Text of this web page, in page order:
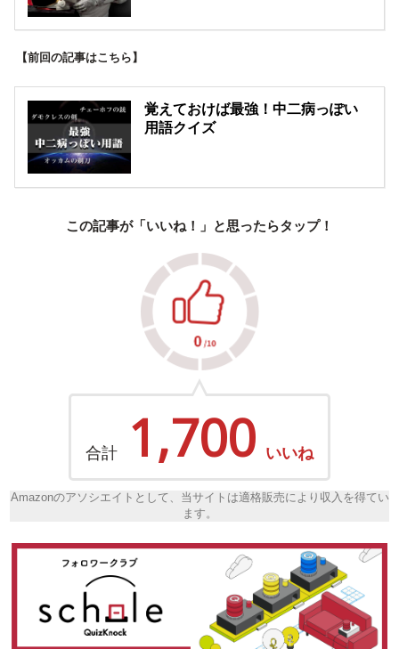
【前回の記事はこちら】
覚えておけば最強！中二病っぽい
用語クイズ
この記事が「いいね！」と思ったらタップ！
合計 1,700 いいね
Amazonのアソシエイトとして、当サイトは適格販売により収入を得てい
ます。